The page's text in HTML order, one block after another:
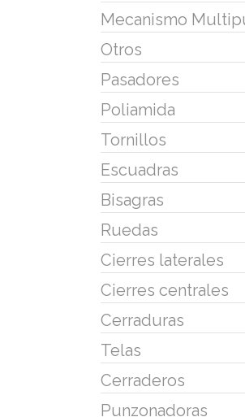
Mecanismo
Otros
Pasadores
Poliamida
Tornillos
Escuadras
Bisagras
Ruedas
Cierres laterales
Cierres centrales
Cerraduras
Telas
Cerraderos
Punzonadoras